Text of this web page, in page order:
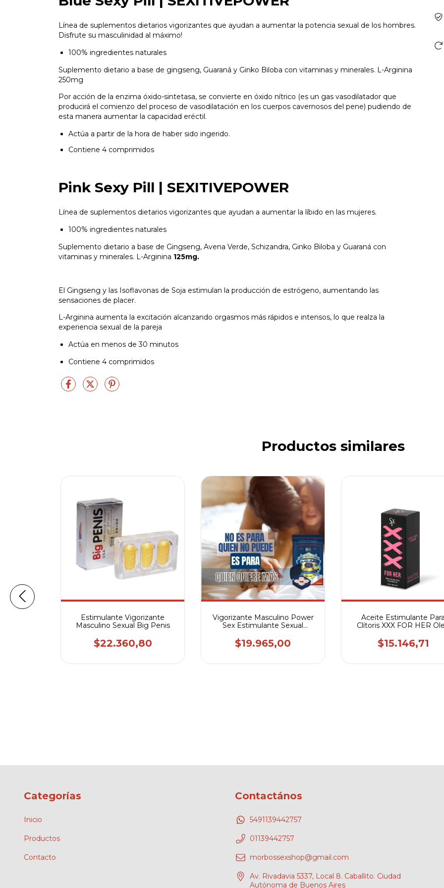
Línea de suplementos dietarios vigorizantes que ayudan a aumentar la potencia sexual de los hombres.
Disfrute su masculinidad al máximo!
100% ingredientes naturales
Suplemento dietario a base de gingseng, Guaraná y Ginko Biloba con vitaminas y minerales. L-Arginina
250mg
Por acción de la enzima óxido-sintetasa, se convierte en óxido nítrico (es un gas vasodilatador que
producirá el comienzo del proceso de vasodilatación en los cuerpos cavernosos del pene) pudiendo de
esta manera aumentar la capacidad eréctil.
Actúa a partir de la hora de haber sido ingerido.
Contiene 4 comprimidos
Pink Sexy Pill | SEXITIVEPOWER
Línea de suplementos dietarios vigorizantes que ayudan a aumentar la líbido en las mujeres.
100% ingredientes naturales
Suplemento dietario a base de Gingseng, Avena Verde, Schizandra, Ginko Biloba y Guaraná con
vitaminas y minerales. L-Arginina 125mg.
El Gingseng y las Isoflavonas de Soja estimulan la producción de estrógeno, aumentando las
sensaciones de placer.
L-Arginina aumenta la excitación alcanzando orgasmos más rápidos e intensos, lo que realza la
experiencia sexual de la pareja
Actúa en menos de 30 minutos
Contiene 4 comprimidos
Productos similares
Li
el
Estimulante Vigorizante
Masculino Sexual Big Penis
$22.360,80
Vigorizante Masculino Power
Sex Estimulante Sexual
$19.965,00
Aceite Estimulante Para
Clítoris XXX FOR HER
Sexitive
$15.146,71
Categorías
Inicio
Productos
Contacto
Contactános
5491139442757
01139442757
morbossexshop@gmail.com
Av. Rivadavia 5337, Local 8. Caballito. Ciudad
Autónoma de Buenos Aires